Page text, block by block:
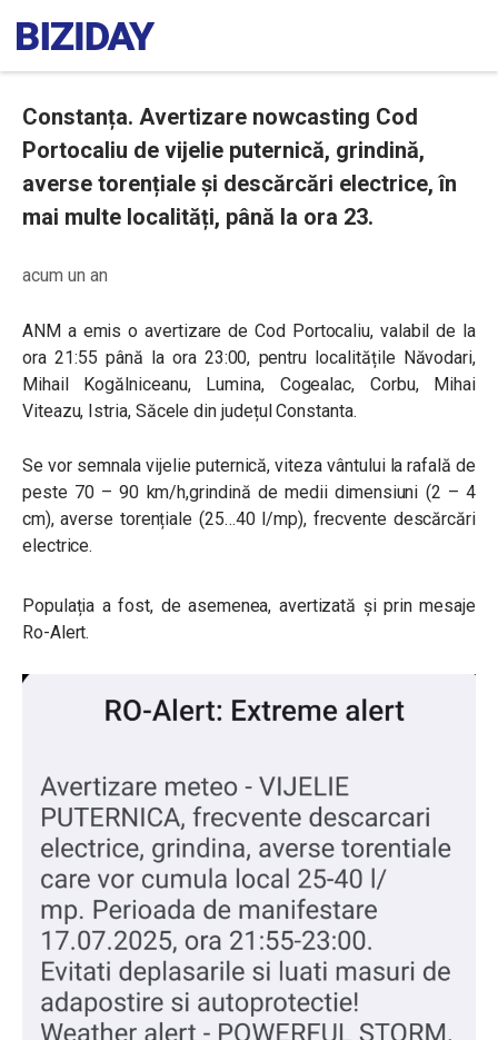
Constanța. Avertizare nowcasting Cod
Portocaliu de vijelie puternică, grindină,
averse torențiale și descărcări electrice, în
mai multe localități, până la ora 23.
acum un an
ANM a emis o avertizare de Cod Portocaliu, valabil de la
ora 21:55 până la ora 23:00, pentru localitățile Năvodari,
Mihail Kogălniceanu, Lumina, Cogealac, Corbu, Mihai
Viteazu, Istria, Săcele din județul Constanta.
Se vor semnala vijelie puternică, viteza vântului la rafală de
peste 70 – 90 km/h,grindină de medii dimensiuni (2 – 4
cm), averse torențiale (25…40 l/mp), frecvente descărcări
electrice.
Populația a fost, de asemenea, avertizată și prin mesaje
Ro-Alert.